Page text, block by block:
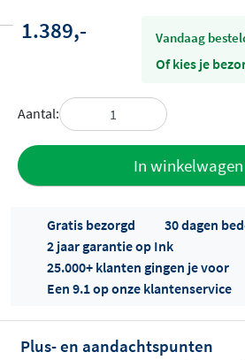
1.389,- vandaag
Of kies je
Aantal:
In winkelwagen
Offertes
Gratis bezorgd
30 dagen
2 jaar garantie op Ink
25.000+ klanten gingen je voor
Een 9.1 op onze klantenservice
Plus- en aandachtspunten